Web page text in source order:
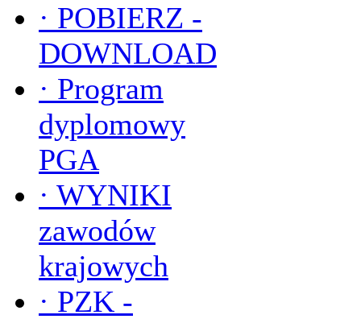
· POBIERZ -
DOWNLOAD
· Program
dyplomowy
PGA
· WYNIKI
zawodów
krajowych
· PZK -